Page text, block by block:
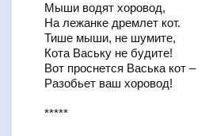
Мыши водят хоровод,
На лежанке дремлет кот.
Тише мыши, не шумите,
Кота Ваську не будите!
Вот проснется Васька кот –
Разобьет ваш хоровод!
*****